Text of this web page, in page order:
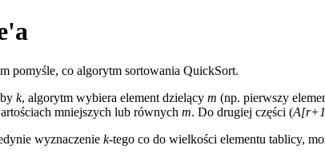
pomyśle, co algorytm sortowania QuickSort.
k, algorytm wybiera element dzielący m (np. pierwszy
mniejszych lub równych m. Do drugiej części (
wyznaczenie k-tego co do wielkości elementu tablicy,